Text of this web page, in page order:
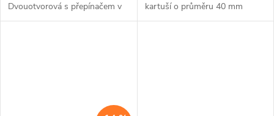
Dvouotvorová s přepínačem v
mixu Samonavíjecí sprcha s 2m
kartuší o průměru 40 mm
s keramickým přepínačem